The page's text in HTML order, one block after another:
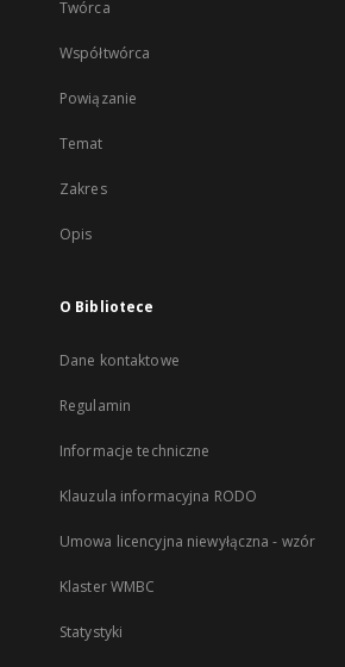
Twórca
Współtwórca
Powiązanie
Temat
Zakres
Opis
O Bibliotece
Dane kontaktowe
Regulamin
Informacje techniczne
Klauzula informacyjna RODO
Umowa licencyjna niewyłączna - wzór
Klaster WMBC
Statystyki